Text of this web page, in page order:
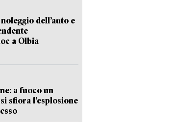
dell’auto e
a Olbia
a fuoco un
sfiora l’esplosione